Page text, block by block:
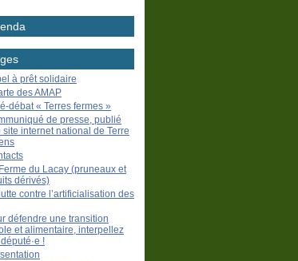
à prêt solidaire
des AMAP
débat « Terres fermes »
de presse, publié
site internet national de Terre
du Lacay (pruneaux et
dérivés)
contre l’artificialisation des
défendre une transition
et alimentaire, interpellez
!